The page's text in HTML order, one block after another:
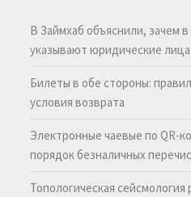
В Займхаб объяснили, зачем
указывают юридические лица
Билеты в обе стороны:
условия возврата
Электронные чаевые по QR-
порядок безналичных
Топологическая